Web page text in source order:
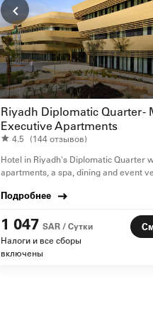
Riyadh Diplomatic Quarter -
Executive Apartments
4.5
(144 отзывов)
Hotel in Riyadh's Diplomatic Quarter
apartments, a spa, dining and event
Подробнее
1 047 SAR / Сутки
Налоги и все сборы
включены